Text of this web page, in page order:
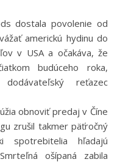
dostala povolenie od
americkú hydinu do
v USA a očakáva, že
budúceho roka,
reťazec
obnoviť predaj v Číne
zrušil takmer päťročný
spotrebitelia hľadajú
ošípaná zabila